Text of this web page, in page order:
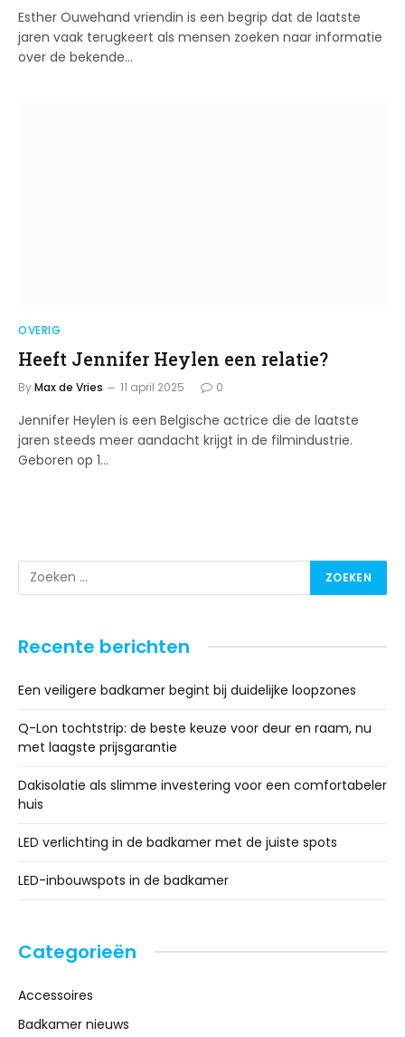
Esther Ouwehand vriendin is een begrip dat de laatste
jaren vaak terugkeert als mensen zoeken naar informatie
over de bekende…
OVERIG
Heeft Jennifer Heylen een relatie?
ByMax de Vries 11 april 2025 0
Jennifer Heylen is een Belgische actrice die de laatste
jaren steeds meer aandacht krijgt in de filmindustrie.
Geboren op 1…
Recente berichten
Een veiligere badkamer begint bij duidelijke loopzones
Q-Lon tochtstrip: de beste keuze voor deur en raam, nu
met laagste prijsgarantie
Dakisolatie als slimme investering voor een comfortabeler
huis
LED verlichting in de badkamer met de juiste spots
LED-inbouwspots in de badkamer
Categorieën
Accessoires
Badkamer nieuws